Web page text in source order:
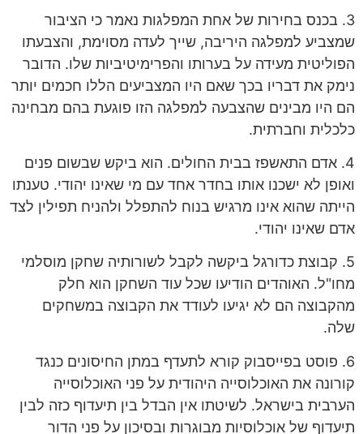
3. בכנס בחירות של אחת המפלגות נאמר כי הציבור
שמצביע למפלגה היריבה, שייך לעדה מסוימת, והצבעתו
הפוליטית מעידה על בערותו והפרימיטיביות שלו. הדובר
נימק את דבריו בכך שאם היו המצביעים הללו חכמים יותר
הם היו מבינים שהצבעה למפלגה הזו פוגעת בהם מבחינה
כלכלית וחברתית.
4. אדם התאשפז בבית החולים. הוא ביקש שבשום פנים
ואופן לא ישכנו אותו בחדר אחד עם מי שאינו יהודי. טענתו
הייתה שהוא אינו מרגיש בנוח להתפלל ולהניח תפילין לצד
אדם שאינו יהודי.
5. קבוצת כדורגל ביקשה לקבל לשורותיה שחקן מוסלמי
מחו"ל. האוהדים הודיעו שכל עוד השחקן הוא חלק
מהקבוצה הם לא יגיעו לעודד את הקבוצה במשחקים
שלה.
6. פוסט בפייסבוק קורא לתעדף במתן החיסונים כנגד
קורונה את האוכלוסייה היהודית על פני האוכלוסייה
הערבית בישראל. לשיטתו אין הבדל בין תיעדוף כזה לבין
תיעדוף של אוכלוסיות מבוגרות ובסיכון על פני הדור